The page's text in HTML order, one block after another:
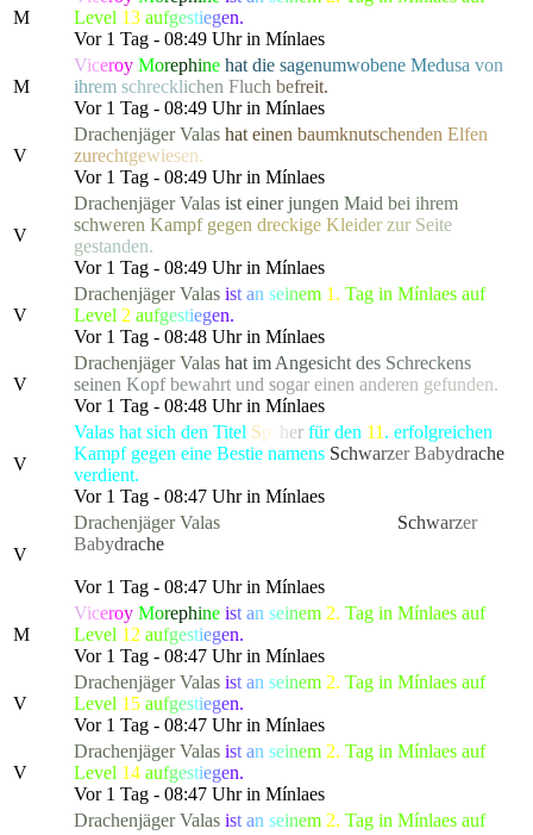
M
Level 13 aufgestiegen.
Vor 1 Tag - 08:49 Uhr in Mínlaes
M
Viceroy Morephine hat die sagenumwobene Medusa von
ihrem schrecklichen Fluch befreit.
Vor 1 Tag - 08:49 Uhr in Mínlaes
V
Drachenjäger Valas hat einen baumknutschenden Elfen
zurechtgewiesen.
Vor 1 Tag - 08:49 Uhr in Mínlaes
V
Drachenjäger Valas ist einer jungen Maid bei ihrem
schweren Kampf gegen dreckige Kleider zur Seite
gestanden.
Vor 1 Tag - 08:49 Uhr in Mínlaes
V
Drachenjäger Valas ist an seinem 1. Tag in Mínlaes auf
Level 2 aufgestiegen.
Vor 1 Tag - 08:48 Uhr in Mínlaes
V
Drachenjäger Valas hat im Angesicht des Schreckens
seinen Kopf bewahrt und sogar einen anderen gefunden.
Vor 1 Tag - 08:48 Uhr in Mínlaes
V
Valas hat sich den Titel Sp her für den 11 . erfolgreichen
Kampf gegen eine Bestie namens Schwarzer Babydrache
verdient.
Vor 1 Tag - 08:47 Uhr in Mínlaes
V
Drachenjäger Valas Schwarzer
Babydrache
Vor 1 Tag - 08:47 Uhr in Mínlaes
M
Viceroy Morephine ist an seinem 2. Tag in Mínlaes auf
Level 12 aufgestiegen.
Vor 1 Tag - 08:47 Uhr in Mínlaes
V
Drachenjäger Valas ist an seinem 2. Tag in Mínlaes auf
Level 15 aufgestiegen.
Vor 1 Tag - 08:47 Uhr in Mínlaes
V
Drachenjäger Valas ist an seinem 2. Tag in Mínlaes auf
Level 14 aufgestiegen.
Vor 1 Tag - 08:47 Uhr in Mínlaes
Drachenjäger Valas ist an seinem 2. Tag in Mínlaes auf